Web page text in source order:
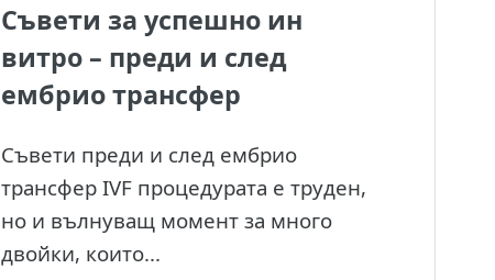
Съвети за успешно ин
витро – преди и след
ембрио трансфер
Съвети преди и след ембрио
трансфер IVF процедурата е труден,
но и вълнуващ момент за много
двойки, които...